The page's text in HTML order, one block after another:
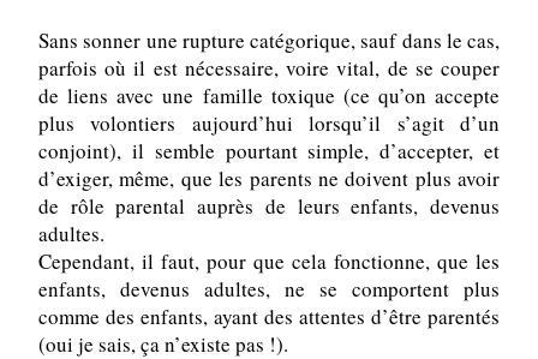
Sans sonner une rupture catégorique, sauf dans le cas,
parfois où il est nécessaire, voire vital, de se couper
de liens avec une famille toxique (ce qu’on accepte
plus volontiers aujourd’hui lorsqu’il s’agit d’un
conjoint), il semble pourtant simple, d’accepter, et
d’exiger, même, que les parents ne doivent plus avoir
de rôle parental auprès de leurs enfants, devenus
adultes.
Cependant, il faut, pour que cela fonctionne, que les
enfants, devenus adultes, ne se comportent plus
comme des enfants, ayant des attentes d’être parentés
(oui je sais, ça n’existe pas !).